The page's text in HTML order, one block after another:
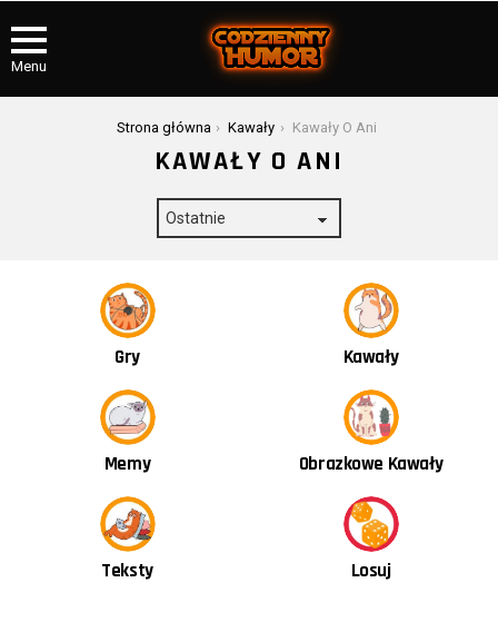
Menu
Strona główna Kawały Kawały O Ani
KAWAŁY O ANI
Gry Kawały
Memy Obrazkowe Kawały
Teksty Losuj